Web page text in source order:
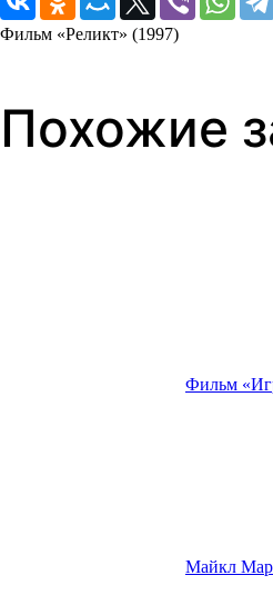
Фильм «Реликт» (1997)
Похожие
Фильм
Майкл